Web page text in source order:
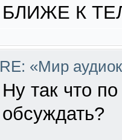
БЛИЖЕ К
RE: «Мир
Ну так что
обсуждать?